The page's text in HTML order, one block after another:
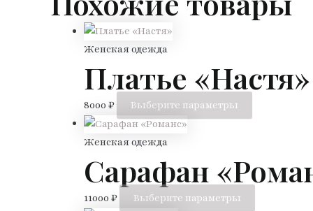
Женская одежда
Платье «Настя»
8000 ₽ Выберите параметры
вариаций.
Женская одежда
Сарафан
11000 ₽ Выберите параметры